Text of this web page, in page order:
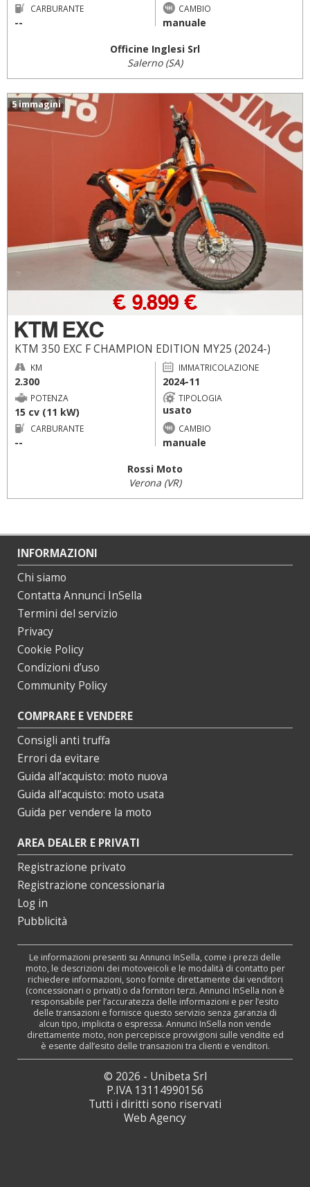
CARBURANTE
--
CAMBIO
manuale
Officine Inglesi Srl
Salerno (SA)
5 immagini
KTM EXC
KTM 350 EXC F CHAMPION EDITION MY25 (2024-)
€ 9.899 €
KM
2.300
IMMATRICOLAZIONE
2024-11
POTENZA
15 cv (11 kW)
TIPOLOGIA
usato
CARBURANTE
--
CAMBIO
manuale
Rossi Moto
Verona (VR)
INFORMAZIONI
Chi siamo
Contatta Annunci InSella
Termini del servizio
Privacy
Cookie Policy
Condizioni d’uso
Community Policy
COMPRARE E VENDERE
Consigli anti truffa
Errori da evitare
Guida all’acquisto: moto nuova
Guida all’acquisto: moto usata
Guida per vendere la moto
AREA DEALER E PRIVATI
Registrazione privato
Registrazione concessionaria
Log in
Pubblicità
Le informazioni presenti su Annunci InSella, come i prezzi delle
moto, le descrizioni dei motoveicoli e le modalità di contatto per
richiedere informazioni, sono fornite direttamente dai venditori
(concessionari o privati) o da fornitori terzi. Annunci InSella non è
responsabile per l’accuratezza delle informazioni e per l’esito
delle transazioni e fornisce questo servizio senza garanzia di
alcun tipo, implicita o espressa. Annunci InSella non vende
direttamente moto, non percepisce provvigioni sulle vendite ed
è esente dall’esito delle transazioni tra clienti e venditori.
© 2026 - Unibeta Srl
P.IVA 13114990156
Tutti i diritti sono riservati
Web Agency